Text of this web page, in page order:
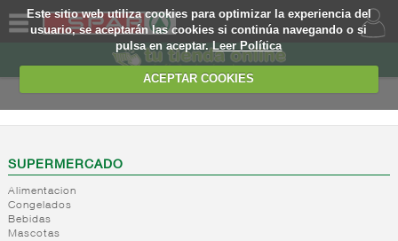
Este sitio web utiliza cookies para optimizar la experiencia del
usuario, se aceptarán las cookies si continúa navegando o si
pulsa en aceptar.Leer Política
ACEPTAR COOKIES
SOMOS
WEB
EJEMPLO
SUPERMERCADO
Alimentacion
Congelados
Bebidas
Mascotas